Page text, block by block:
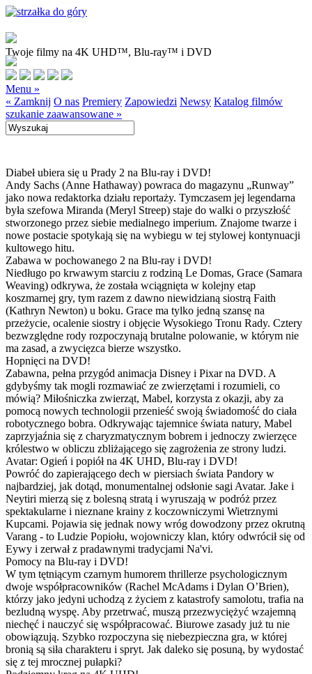
Twoje filmy na 4K UHD™, Blu-ray™ i DVD
Menu »
« Zamknij O nas Premiery Zapowiedzi Newsy Katalog filmów
szukanie zaawansowane »
Diabeł ubiera się u Prady 2 na Blu-ray i DVD!
Andy Sachs (Anne Hathaway) powraca do magazynu „Runway”
jako nowa redaktorka działu reportaży. Tymczasem jej legendarna
była szefowa Miranda (Meryl Streep) staje do walki o przyszłość
stworzonego przez siebie medialnego imperium. Znajome twarze i
nowe postacie spotykają się na wybiegu w tej stylowej kontynuacji
kultowego hitu.
Zabawa w pochowanego 2 na Blu-ray i DVD!
Niedługo po krwawym starciu z rodziną Le Domas, Grace (Samara
Weaving) odkrywa, że została wciągnięta w kolejny etap
koszmarnej gry, tym razem z dawno niewidzianą siostrą Faith
(Kathryn Newton) u boku. Grace ma tylko jedną szansę na
przeżycie, ocalenie siostry i objęcie Wysokiego Tronu Rady. Cztery
bezwzględne rody rozpoczynają brutalne polowanie, w którym nie
ma zasad, a zwycięzca bierze wszystko.
Hopnięci na DVD!
Zabawna, pełna przygód animacja Disney i Pixar na DVD. A
gdybyśmy tak mogli rozmawiać ze zwierzętami i rozumieli, co
mówią? Miłośniczka zwierząt, Mabel, korzysta z okazji, aby za
pomocą nowych technologii przenieść swoją świadomość do ciała
robotycznego bobra. Odkrywając tajemnice świata natury, Mabel
zaprzyjaźnia się z charyzmatycznym bobrem i jednoczy zwierzęce
królestwo w obliczu zbliżającego się zagrożenia ze strony ludzi.
Avatar: Ogień i popiół na 4K UHD, Blu-ray i DVD!
Powróć do zapierającego dech w piersiach świata Pandory w
najbardziej, jak dotąd, monumentalnej odsłonie sagi Avatar. Jake i
Neytiri mierzą się z bolesną stratą i wyruszają w podróż przez
spektakularne i nieznane krainy z koczowniczymi Wietrznymi
Kupcami. Pojawia się jednak nowy wróg dowodzony przez okrutną
Varang - to Ludzie Popiołu, wojowniczy klan, który odwrócił się od
Eywy i zerwał z pradawnymi tradycjami Na'vi.
Pomocy na Blu-ray i DVD!
W tym tętniącym czarnym humorem thrillerze psychologicznym
dwoje współpracowników (Rachel McAdams i Dylan O’Brien),
którzy jako jedyni uchodzą z życiem z katastrofy samolotu, trafia na
bezludną wyspę. Aby przetrwać, muszą przezwyciężyć wzajemną
niechęć i nauczyć się współpracować. Biurowe zasady już tu nie
obowiązują. Szybko rozpoczyna się niebezpieczna gra, w której
bronią są siła charakteru i spryt. Jak daleko się posuną, by wydostać
się z tej mrocznej pułapki?